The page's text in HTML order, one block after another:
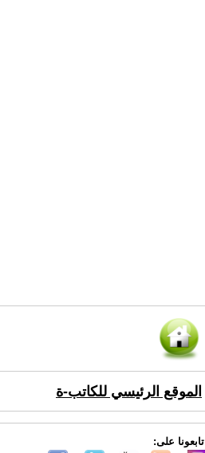
الموقع الرئيسي للكاتب-ة
تابعونا على: